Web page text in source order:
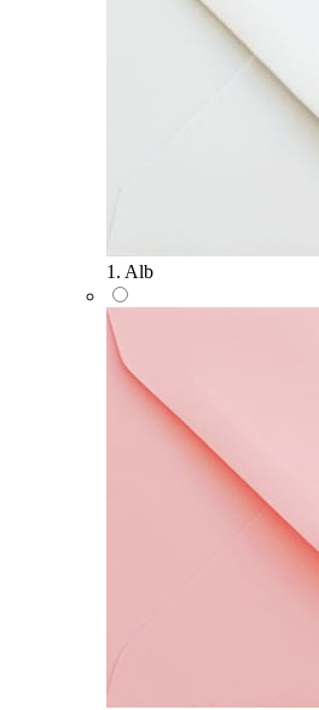
1. Alb